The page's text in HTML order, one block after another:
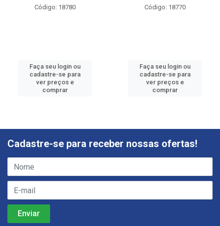
Código: 18780
Faça seu login ou
cadastre-se para
ver preços e
comprar
Código: 18770
Faça seu login ou
cadastre-se para
ver preços e
comprar
Cadastre-se para receber nossas ofertas!